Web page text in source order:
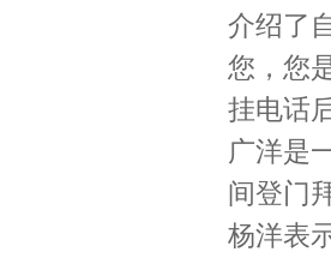
介绍了
您，您
挂电话
广洋是
间登门
杨洋表